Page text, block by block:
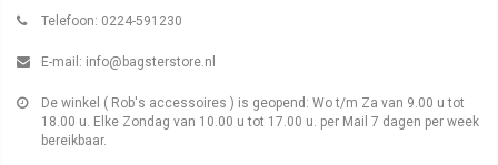
Telefoon: 0224-591230
E-mail: info@bagsterstore.nl
De winkel ( Rob's accessoires ) is geopend: Wo t/m Za van 9.00 u tot
18.00 u. Elke Zondag van 10.00 u tot 17.00 u. per Mail 7 dagen per week
bereikbaar.